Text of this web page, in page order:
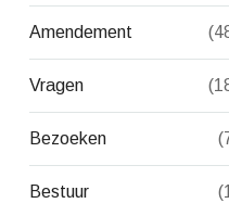
Amendement
Vragen
Bezoeken
Bestuur